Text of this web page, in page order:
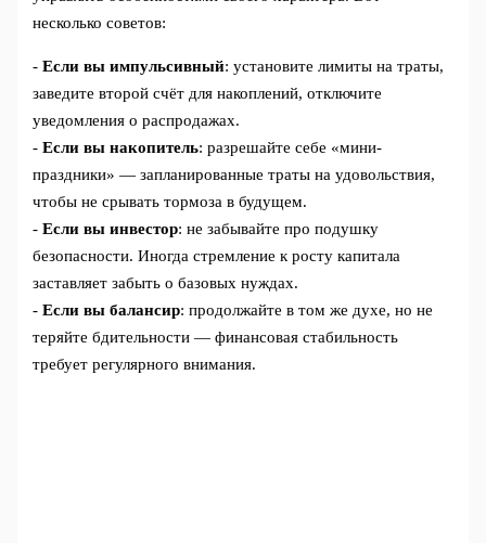
несколько советов:
-Если вы импульсивный: установите лимиты на траты,
заведите второй счёт для накоплений, отключите
уведомления о распродажах.
-Если вы накопитель: разрешайте себе «мини-
праздники» — запланированные траты на удовольствия,
чтобы не срывать тормоза в будущем.
-Если вы инвестор: не забывайте про подушку
безопасности. Иногда стремление к росту капитала
заставляет забыть о базовых нуждах.
-Если вы балансир: продолжайте в том же духе, но не
теряйте бдительности — финансовая стабильность
требует регулярного внимания.